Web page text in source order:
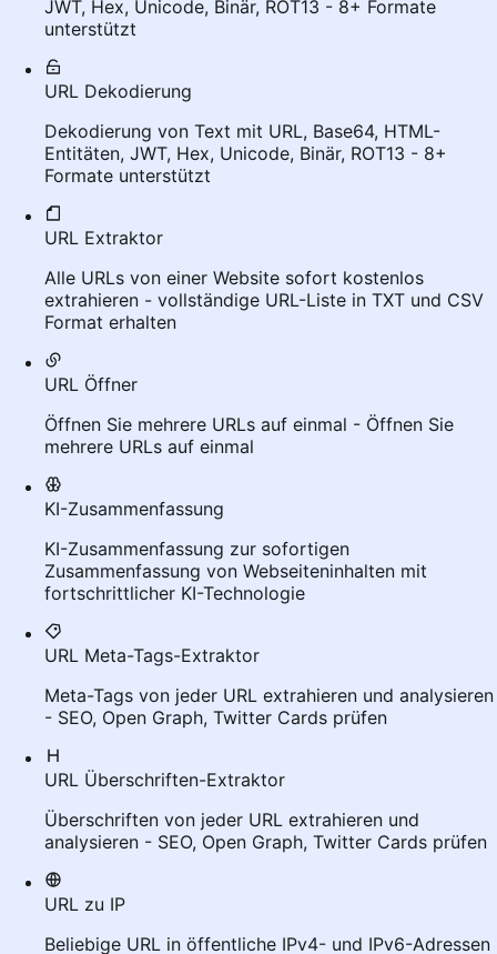
JWT, Hex, Unicode, Binär, ROT13 - 8+ Formate
unterstützt
URL Dekodierung
Dekodierung von Text mit URL, Base64, HTML-
Entitäten, JWT, Hex, Unicode, Binär, ROT13 - 8+
Formate unterstützt
URL Extraktor
Alle URLs von einer Website sofort kostenlos
extrahieren - vollständige URL-Liste in TXT und CSV
Format erhalten
URL Öffner
Öffnen Sie mehrere URLs auf einmal - Öffnen Sie
mehrere URLs auf einmal
KI-Zusammenfassung
KI-Zusammenfassung zur sofortigen
Zusammenfassung von Webseiteninhalten mit
fortschrittlicher KI-Technologie
URL Meta-Tags-Extraktor
Meta-Tags von jeder URL extrahieren und analysieren
- SEO, Open Graph, Twitter Cards prüfen
URL Überschriften-Extraktor
Überschriften von jeder URL extrahieren und
analysieren - SEO, Open Graph, Twitter Cards prüfen
URL zu IP
Beliebige URL in öffentliche IPv4- und IPv6-Adressen